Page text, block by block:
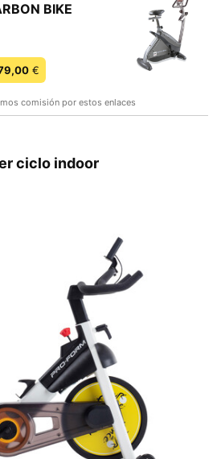
BIKE
€
comisión por estos enlaces
ciclo indoor